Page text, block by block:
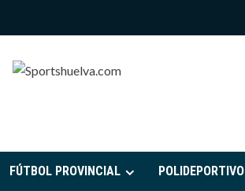
FÚTBOL PROVINCIAL POLIDEPORTIVO